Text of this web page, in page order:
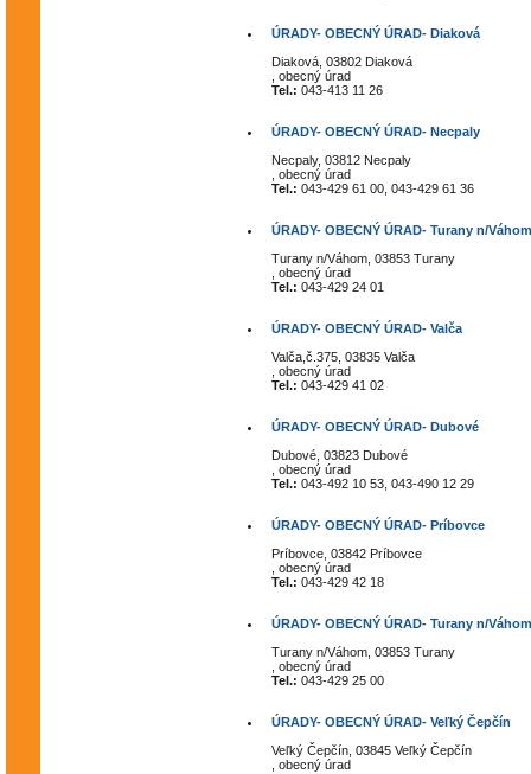
ÚRADY- OBECNÝ ÚRAD- Diaková
Diaková, 03802 Diaková
, obecný úrad
Tel.: 043-413 11 26
ÚRADY- OBECNÝ ÚRAD- Necpaly
Necpaly, 03812 Necpaly
, obecný úrad
Tel.: 043-429 61 00, 043-429 61 36
ÚRADY- OBECNÝ ÚRAD- Turany n/
Turany n/Váhom, 03853 Turany
, obecný úrad
Tel.: 043-429 24 01
ÚRADY- OBECNÝ ÚRAD- Valča
Valča,č.375, 03835 Valča
, obecný úrad
Tel.: 043-429 41 02
ÚRADY- OBECNÝ ÚRAD- Dubové
Dubové, 03823 Dubové
, obecný úrad
Tel.: 043-492 10 53, 043-490 12 29
ÚRADY- OBECNÝ ÚRAD- Príbovce
Príbovce, 03842 Príbovce
, obecný úrad
Tel.: 043-429 42 18
ÚRADY- OBECNÝ ÚRAD- Turany n/
Turany n/Váhom, 03853 Turany
, obecný úrad
Tel.: 043-429 25 00
ÚRADY- OBECNÝ ÚRAD- Veľký Čepčín
Veľký Čepčín, 03845 Veľký Čepčín
, obecný úrad